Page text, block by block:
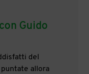
Guido
del
allora